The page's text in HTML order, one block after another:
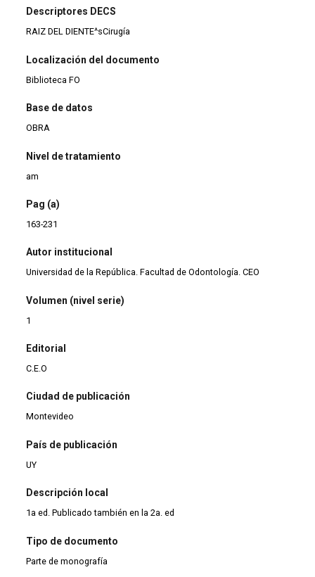
Descriptores DECS
RAIZ DEL DIENTE^sCirugía
Localización del documento
Biblioteca FO
Base de datos
OBRA
Nivel de tratamiento
am
Pag (a)
163-231
Autor institucional
Universidad de la República. Facultad de Odontología. CEO
Volumen (nivel serie)
1
Editorial
C.E.O
Ciudad de publicación
Montevideo
País de publicación
UY
Descripción local
1a ed. Publicado también en la 2a. ed
Tipo de documento
Parte de monografía